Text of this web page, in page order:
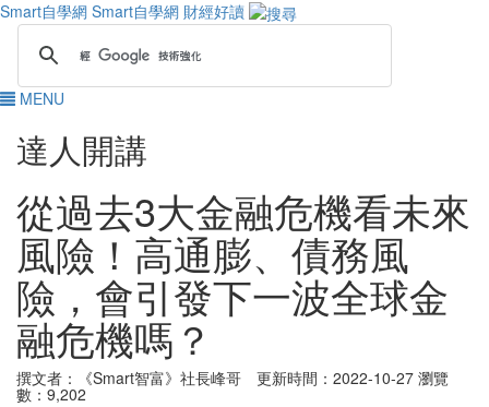
Smart自學網 Smart自學網 財經好讀
MENU
達人開講
從過去3大金融危機看未來
風險！高通膨、債務風
險，會引發下一波全球金
融危機嗎？
撰文者：《Smart智富》社長峰哥 更新時間：2022-10-27 瀏覽
數：9,202